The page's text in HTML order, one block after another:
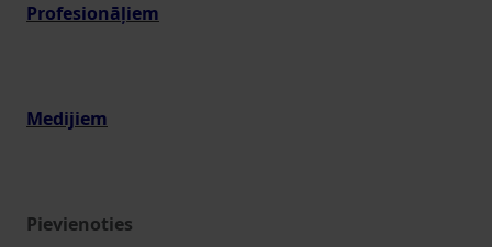
Profesionāļiem
Medijiem
Pievienoties